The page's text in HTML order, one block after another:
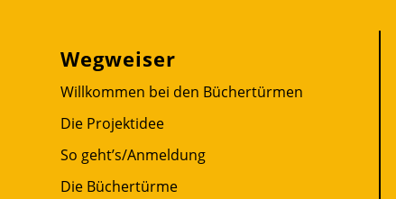
Wegweiser
Willkommen bei den Büchertürmen
Die Projektidee
So geht’s/Anmeldung
Die Büchertürme